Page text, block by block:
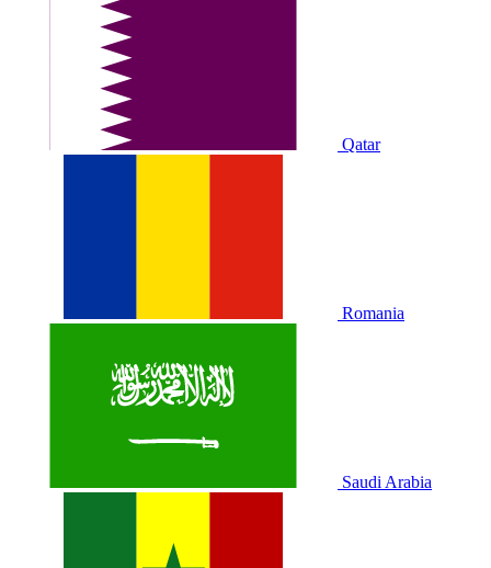
Qatar
Romania
Saudi Arabia